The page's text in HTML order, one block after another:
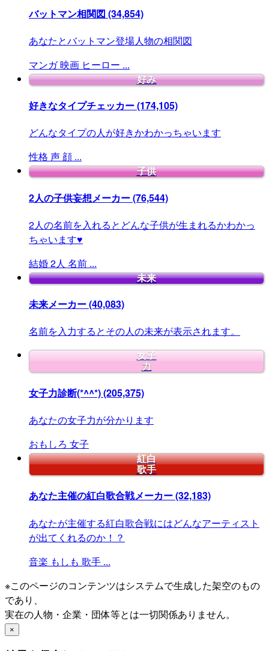
バットマン相関図 (34,854)
あなたとバットマン登場人物の相関図
マンガ映画 ヒーロー ...
好み
好きなタイプチェッカー(174,105)
どんなタイプの人が好きかわかっちゃいます
性格 声 顔 ...
子供
2人の子供妄想メーカー(76,544)
2人の名前を入れるとどんな子供が生まれるかわかっ
ちゃいます♥
結婚2人 名前 ...
未来
未来メーカー(40,083)
名前を入力するとその人の未来が表示されます。
女子
力
女子力診断(*^^*)(205,375)
あなたの女子力が分かります
おもしろ 女子
紅白
歌手
あなた主催の紅白歌合戦メーカー(32,183)
あなたが主催する紅白歌合戦にはどんなアーティスト
が出てくれるのか！？
音楽 もしも 歌手 ...
※このページのコンテンツはシステムで生成した架空のもの
であり、
実在の人物・企業・団体等とは一切関係ありません。
×